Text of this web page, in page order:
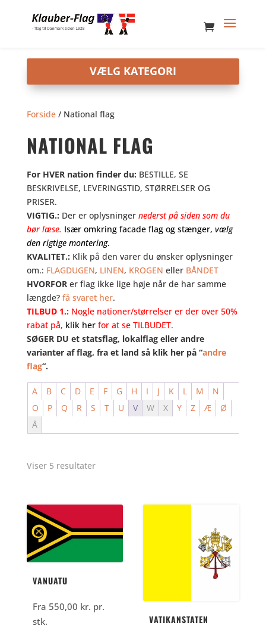
Forside/ National flag
NATIONAL FLAG
For HVER nation finder du: BESTILLE, SE
BESKRIVELSE, LEVERINGSTID, STØRRELSER OG
PRISER.
VIGTIG.: Der er oplysninger nederst på siden som du
bør læse. Især omkring facade flag og stænger, vælg
den rigtige montering.
KVALITET.: Klik på den varer du ønsker oplysninger
om.: FLAGDUGEN, LINEN, KROGEN eller BÅNDET
HVORFORer flag ikke lige høje når de har samme
længde? få svaret her.
TILBUD 1.: Nogle nationer/størrelser er der over 50%
rabat på, klik her for at se TILBUDET.
SØGER DU et statsflag, lokalflag eller andre
varianter af flag, fra et land så klik her på “andre
flag“.
A B C D E F G H I J K L M
N
O
P Q R S T U V W X Y Z Æ
Ø
Å
Viser 5 resultater
VANUATU
Fra 550,00 kr. pr.
stk.
VATIKANSTATEN